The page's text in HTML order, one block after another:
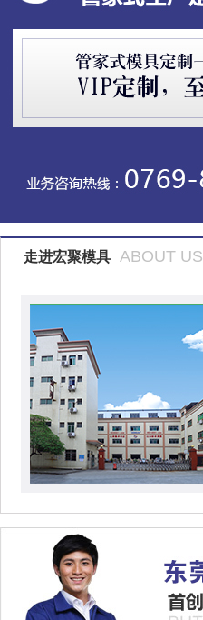
走进宏聚模具 ABOUT US